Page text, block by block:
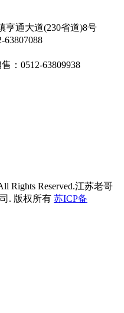
亨通大道(230省道)8号
63807088
：0512-63809938
Rights Reserved.江苏老哥
. 版权所有 苏ICP备